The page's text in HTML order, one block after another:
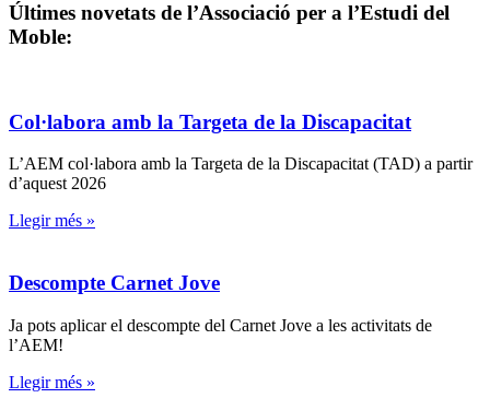
Últimes novetats de l’Associació per a l’Estudi del
Moble:
Col·labora amb la Targeta de la Discapacitat
L’AEM col·labora amb la Targeta de la Discapacitat (TAD) a partir
d’aquest 2026
Llegir més »
Descompte Carnet Jove
Ja pots aplicar el descompte del Carnet Jove a les activitats de
l’AEM!
Llegir més »